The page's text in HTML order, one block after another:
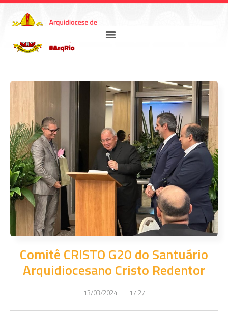
Comitê CRISTO G20 do Santuário
Arquidiocesano Cristo Redentor
13/03/2024 17:27